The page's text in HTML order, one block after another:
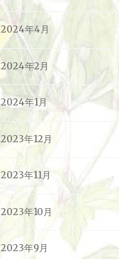
2024年4月
2024年2月
2024年1月
2023年12月
2023年11月
2023年10月
2023年9月